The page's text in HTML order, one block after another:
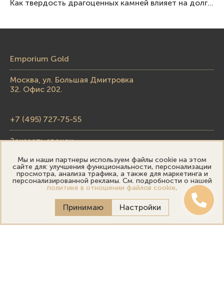
Как твердость драгоценных камней влияет на долговечность ювелирных изделий
Emporium Gold
Москва, ул. Большая Дмитровка
32. Офис 202.
+7 (495) 727-75-55
Заказать звонок
skupka@emporiumgold.com
sale@emporiumgold.com
Режим работы:
Пн-Пт: 10:00–20:00
Мы и наши партнеры используем файлы cookie на этом
сайте для: улучшения функциональности, персонализации
просмотра, анализа трафика, а также для маркетинга и
персонализированной рекламы. См. подробности о нашей
политике в отношении файлов cookie.
Принимаю Настройки